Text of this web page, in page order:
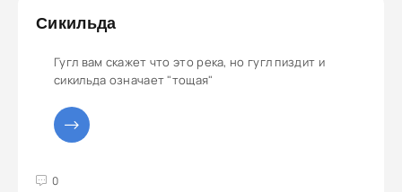
Cикильда
Гугл вам скажет что это река, но гугл пиздит и
сикильда означает "тощая"
0
5